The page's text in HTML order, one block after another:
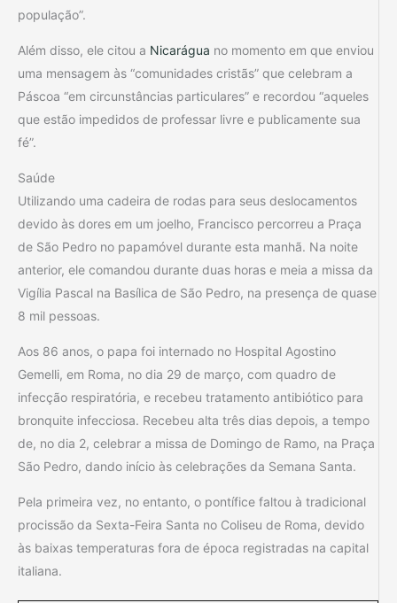
população”.
Além disso, ele citou a Nicarágua no momento em que enviou
uma mensagem às “comunidades cristãs” que celebram a
Páscoa “em circunstâncias particulares” e recordou “aqueles
que estão impedidos de professar livre e publicamente sua
fé”.
Saúde
Utilizando uma cadeira de rodas para seus deslocamentos
devido às dores em um joelho, Francisco percorreu a Praça
de São Pedro no papamóvel durante esta manhã. Na noite
anterior, ele comandou durante duas horas e meia a missa da
Vigília Pascal na Basílica de São Pedro, na presença de quase
8 mil pessoas.
Aos 86 anos, o papa foi internado no Hospital Agostino
Gemelli, em Roma, no dia 29 de março, com quadro de
infecção respiratória, e recebeu tratamento antibiótico para
bronquite infecciosa. Recebeu alta três dias depois, a tempo
de, no dia 2, celebrar a missa de Domingo de Ramo, na Praça
São Pedro, dando início às celebrações da Semana Santa.
Pela primeira vez, no entanto, o pontífice faltou à tradicional
procissão da Sexta-Feira Santa no Coliseu de Roma, devido
às baixas temperaturas fora de época registradas na capital
italiana.